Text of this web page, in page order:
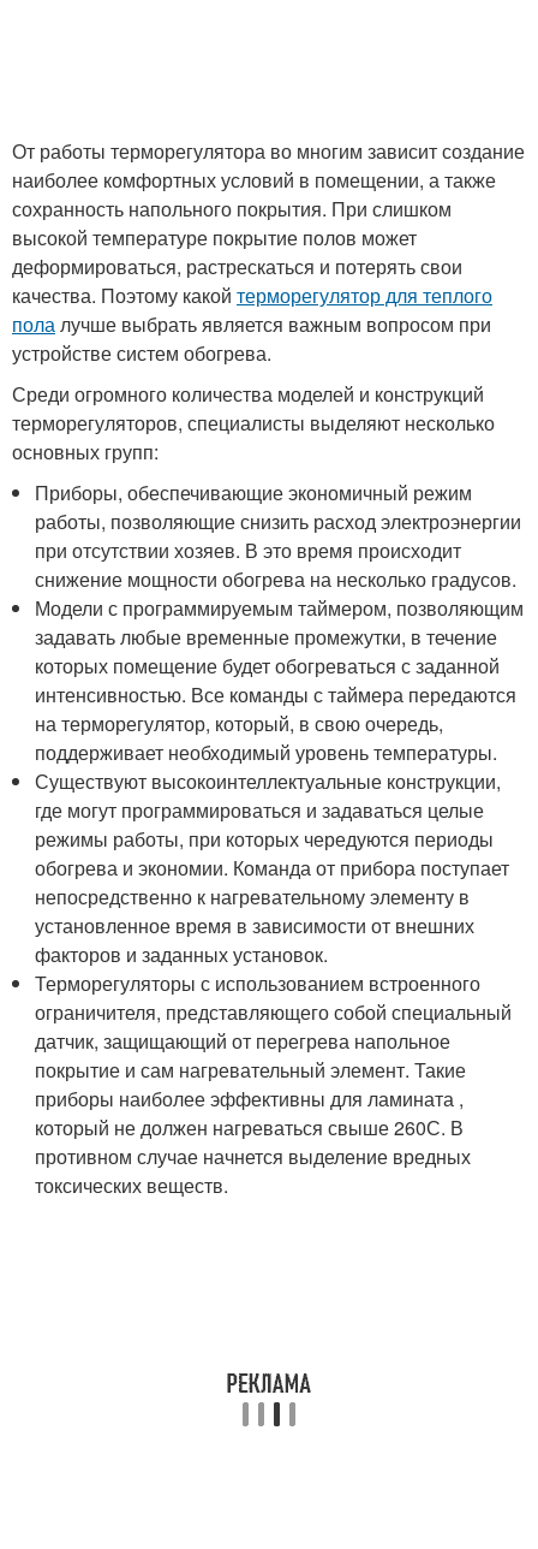
От работы терморегулятора во многим зависит создание
наиболее комфортных условий в помещении, а также
сохранность напольного покрытия. При слишком
высокой температуре покрытие полов может
деформироваться, растрескаться и потерять свои
качества. Поэтому какой терморегулятор для теплого
полалучше выбрать является важным вопросом при
устройстве систем обогрева.
Среди огромного количества моделей и конструкций
терморегуляторов, специалисты выделяют несколько
основных групп:
Приборы, обеспечивающие экономичный режим
работы, позволяющие снизить расход электроэнергии
при отсутствии хозяев. В это время происходит
снижение мощности обогрева на несколько градусов.
Модели с программируемым таймером, позволяющим
задавать любые временные промежутки, в течение
которых помещение будет обогреваться с заданной
интенсивностью. Все команды с таймера передаются
на терморегулятор, который, в свою очередь,
поддерживает необходимый уровень температуры.
Существуют высокоинтеллектуальные конструкции,
где могут программироваться и задаваться целые
режимы работы, при которых чередуются периоды
обогрева и экономии. Команда от прибора поступает
непосредственно к нагревательному элементу в
установленное время в зависимости от внешних
факторов и заданных установок.
Терморегуляторы с использованием встроенного
ограничителя, представляющего собой специальный
датчик, защищающий от перегрева напольное
покрытие и сам нагревательный элемент. Такие
приборы наиболее эффективны для ламината ,
который не должен нагреваться свыше 260С. В
противном случае начнется выделение вредных
токсических веществ.